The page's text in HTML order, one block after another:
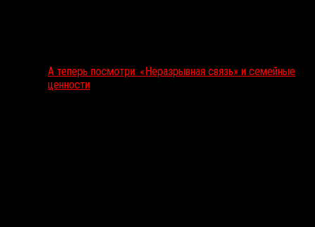
А теперь посмотри: «Неразрывная связь» и семейные
ценности